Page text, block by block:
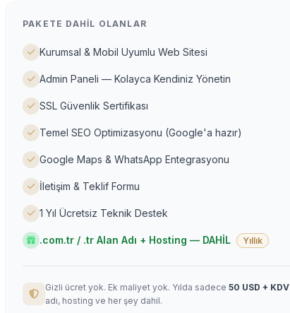
PAKETE DAHIL OLANLAR
Kurumsal & Mobil Uyumlu Web Sitesi
Admin Paneli — Kolayca Kendiniz Yönetin
SSL Güvenlik Sertifikası
Temel SEO Optimizasyonu (Google'a hazır)
Google Maps & WhatsApp Entegrasyonu
İletişim & Teklif Formu
1 Yıl Ücretsiz Teknik Destek
.com.tr / .tr Alan Adı + Hosting — DAHİL Yıllık
Gizli ücret yok. Ek maliyet yok. Yılda sadece 50 USD + KDV
adı, hosting ve her şey dahil.